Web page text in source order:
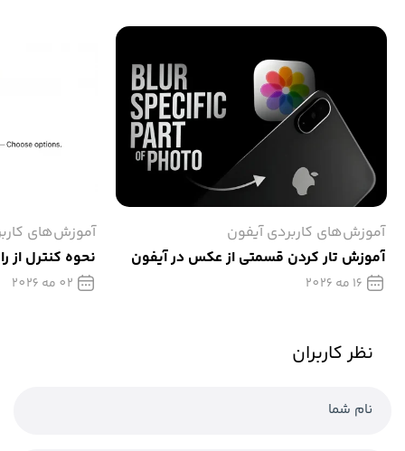
آموزش‌های کاربردی آیفون
آموزش تار كردن قسمتی از عکس در آیفون
16 مه 2026
آموزش‌های
نحوه کنترل از
02 مه 2026
نظر کاربران